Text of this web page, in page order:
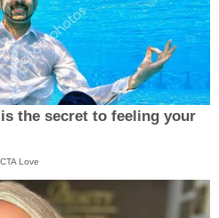
the secret to feeling your
CTA Love